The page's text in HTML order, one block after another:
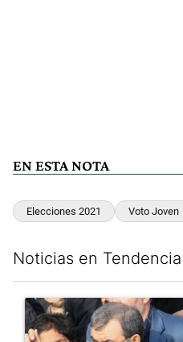
EN ESTA NOTA
Elecciones 2021 Voto Joven
Noticias en Tendencia
Un artículo de tendencia con